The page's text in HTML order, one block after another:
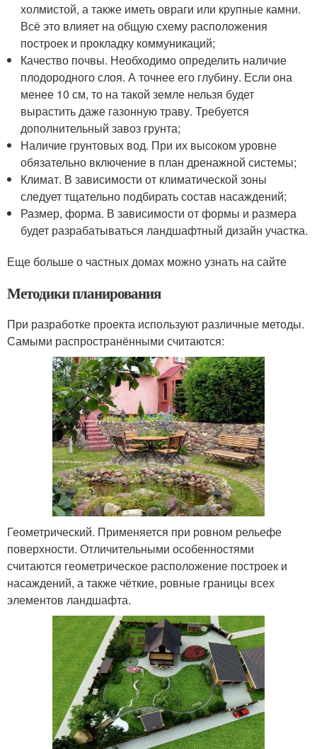
холмистой, а также иметь овраги или крупные камни.
Всё это влияет на общую схему расположения
построек и прокладку коммуникаций;
Качество почвы. Необходимо определить наличие
плодородного слоя. А точнее его глубину. Если она
менее 10 см, то на такой земле нельзя будет
вырастить даже газонную траву. Требуется
дополнительный завоз грунта;
Наличие грунтовых вод. При их высоком уровне
обязательно включение в план дренажной системы;
Климат. В зависимости от климатической зоны
следует тщательно подбирать состав насаждений;
Размер, форма. В зависимости от формы и размера
будет разрабатываться ландшафтный дизайн участка.
Еще больше о частных домах можно узнать на сайте
Методики планирования
При разработке проекта используют различные методы.
Самыми распространёнными считаются:
Геометрический. Применяется при ровном рельефе
поверхности. Отличительными особенностями
считаются геометрическое расположение построек и
насаждений, а также чёткие, ровные границы всех
элементов ландшафта.